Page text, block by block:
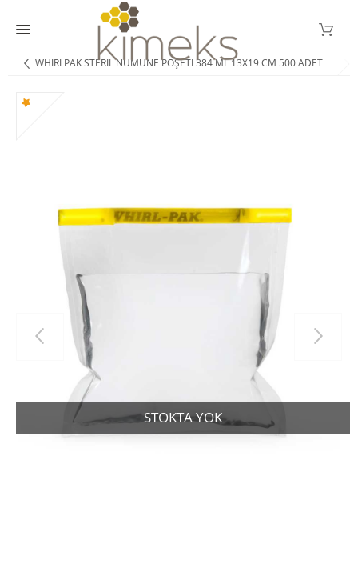
WHIRLPAK STERIL NUMUNE POŞETI 384 ML 13X19 CM 500 ADET
STOKTA YOK